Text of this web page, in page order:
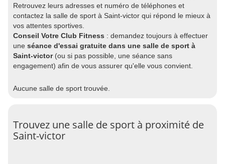
Retrouvez leurs adresses et numéro de téléphones et
contactez la salle de sport à Saint-victor qui répond le mieux à
vos attentes sportives.
Conseil Votre Club Fitness : demandez toujours à effectuer
une séance d'essai gratuite dans une salle de sport à
Saint-victor(ou si pas possible, une séance sans
engagement) afin de vous assurer qu'elle vous convient.
Aucune salle de sport trouvée.
Trouvez une salle de sport à proximité de
Saint-victor